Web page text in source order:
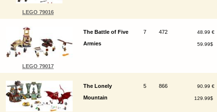
LEGO 79016
LEGO 79017
The Battle of Five
Armies
7 472 48.99 €
59.99$
The Lonely
Mountain
5 866 90.99 €
129.99$